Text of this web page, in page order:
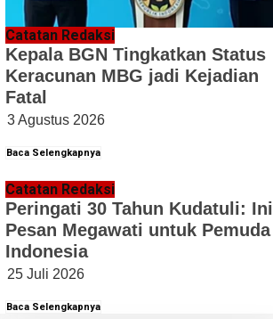
Catatan Redaksi
Kepala BGN Tingkatkan Status
Keracunan MBG jadi Kejadian
Fatal
3 Agustus 2026
Baca Selengkapnya
Catatan Redaksi
Peringati 30 Tahun Kudatuli: Ini
Pesan Megawati untuk Pemuda
Indonesia
25 Juli 2026
Baca Selengkapnya